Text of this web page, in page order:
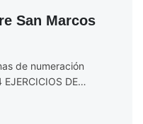
San Marcos
de numeración
DE